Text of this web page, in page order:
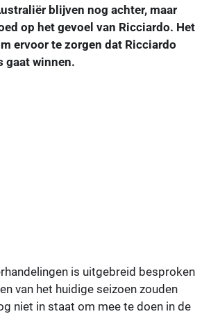
blijven nog achter, maar
op het gevoel van Ricciardo. Het
ervoor te zorgen dat Ricciardo
gaat winnen.
is uitgebreid besproken
van het huidige seizoen zouden
niet in staat om mee te doen in de